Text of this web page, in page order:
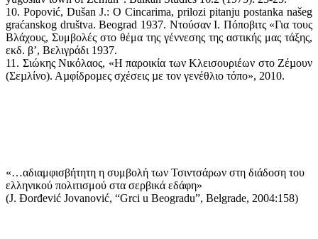
10. Popović, Dušan J.: O Cincarima, prilozi pitanju postanka našeg
graćanskog društva. Beograd 1937. Ντούσαν Ι. Πόποβιτς «Για τους
Βλάχους, Συμβολές στο θέμα της γέννεσης της αστικής μας τάξης,
εκδ. β’, Βελιγράδι 1937.
11. Σιώκης Νικόλαος, «Η παροικία των Κλεισουριέων στο Ζέµουν
(Σεµλίνο). Αµφίδροµες σχέσεις µε τον γενέθλιο τόπο», 2010.
«…αδιαμφισβήτητη η συμβολή των Τσιντσάρων στη διάδοση του
ελληνικού πολιτισμού στα σερβικά εδάφη»
(J. Đorđević Jovanović, “Grci u Beogradu”, Belgrade, 2004:158)